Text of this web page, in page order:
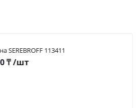
SEREBROFF 113411
₸/шт